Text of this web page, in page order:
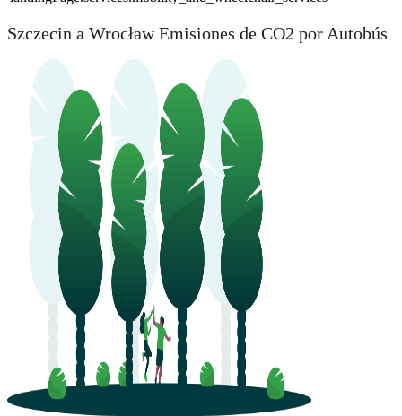
Szczecin a Wrocław Emisiones de CO2 por Autobús